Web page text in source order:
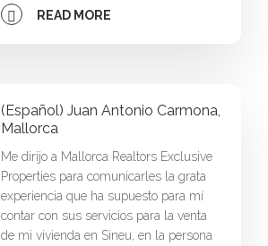
READ MORE
(Español) Juan Antonio Carmona,
Mallorca
Me dirijo a Mallorca Realtors Exclusive
Properties para comunicarles la grata
experiencia que ha supuesto para mí
contar con sus servicios para la venta
de mi vivienda en Sineu, en la persona